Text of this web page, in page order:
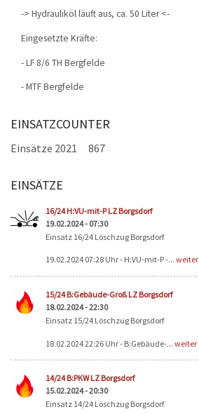
-> Hydrauliköl läuft aus, ca. 50 Liter <-
Eingesetzte Kräfte:
-LF 8/6 TH Bergfelde
- MTF Bergfelde
EINSATZCOUNTER
Einsätze 2021 867
EINSÄTZE
16/24 H:VU-mit-P LZ Borgsdorf
19.02.2024 - 07:30
Einsatz 16/24 Löschzug Borgsdorf
19.02.2024 07:28 Uhr - H:VU-mit-P -... weiter
15/24 B:Gebäude-Groß LZ Borgsdorf
18.02.2024 - 22:30
Einsatz 15/24 Löschzug Borgsdorf
18.02.2024 22:26 Uhr - B:Gebäude-... weiter
14/24 B:PKW LZ Borgsdorf
15.02.2024 - 20:30
Einsatz 14/24 Löschzug Borgsdorf
Seiten